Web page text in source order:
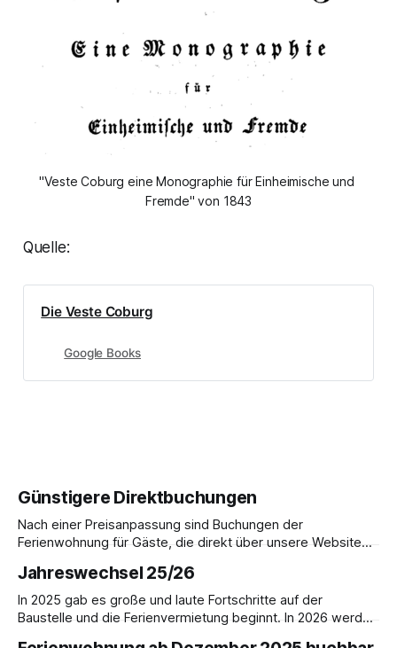
"Veste Coburg eine Monographie für Einheimische und
Fremde" von 1843
Quelle:
Die Veste Coburg
Google Books
Günstigere Direktbuchungen
Nach einer Preisanpassung sind Buchungen der
Ferienwohnung für Gäste, die direkt über unsere Website
Ferienwohnung im ehemaligen Forsthaus für bis zu 5
Personen. Preis pro Übernachtung: 180,- € inkl. MwSt.
Buchungen per E-Mail an info@festungshof.de
Jahreswechsel 25/26
In 2025 gab es große und laute Fortschritte auf der
Baustelle und die Ferienvermietung beginnt. In 2026 werden